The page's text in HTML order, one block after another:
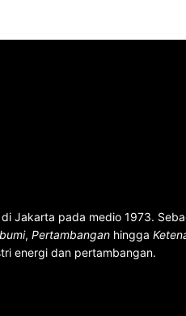
Jakarta pada medio 1973.
, Pertambangan hingga
energi dan pertambangan.